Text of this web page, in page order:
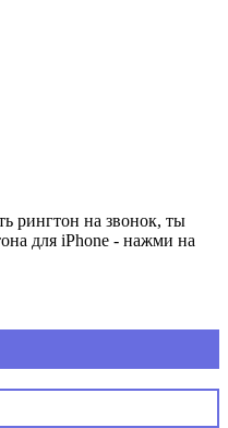
рингтон на звонок, ты
для iPhone - нажми на